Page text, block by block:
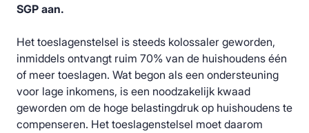
SGP aan.
Het toeslagenstelsel is steeds kolossaler geworden,
inmiddels ontvangt ruim 70% van de huishoudens één
of meer toeslagen. Wat begon als een ondersteuning
voor lage inkomens, is een noodzakelijk kwaad
geworden om de hoge belastingdruk op huishoudens te
compenseren. Het toeslagenstelsel moet daarom